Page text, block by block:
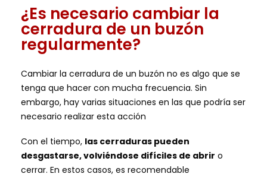
¿Es necesario cambiar la
cerradura de un buzón
regularmente?
Cambiar la cerradura de un buzón no es algo que se
tenga que hacer con mucha frecuencia. Sin
embargo, hay varias situaciones en las que podría ser
necesario realizar esta acción
Con el tiempo, las cerraduras pueden
desgastarse, volviéndose difíciles de abrir o
cerrar. En estos casos, es recomendable